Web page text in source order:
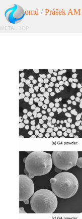
Domů /Prášek AM